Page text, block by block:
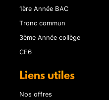
1ère Année BAC
Tronc commun
3ème Année collège
CE6
Liens utiles
Nos offres